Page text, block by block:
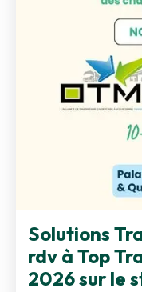
Solutions
rdv à Top
2026 sur le